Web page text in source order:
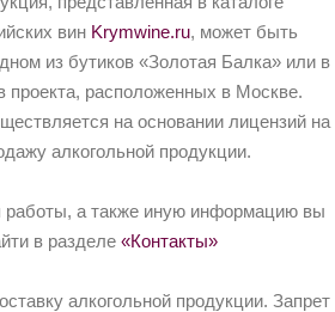
вин Krymwine.ru, может быть
из бутиков «Золотая Балка» или в
проекта, расположенных в Москве.
на основании лицензий на
алкогольной продукции.
работы, а также иную информацию вы
в разделе «Контакты»
алкогольной продукции. Запрет